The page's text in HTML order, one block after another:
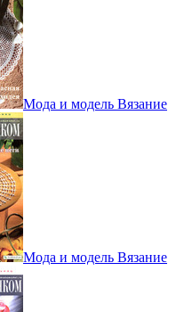
Мода и модель Вязание
Мода и модель Вязание